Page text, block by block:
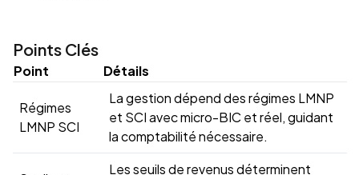
Points Clés
Point Détails
Régimes
LMNP SCI
La gestion dépend des régimes LMNP
et SCI avec micro-BIC et réel, guidant
la comptabilité nécessaire.
Les seuils de revenus déterminent